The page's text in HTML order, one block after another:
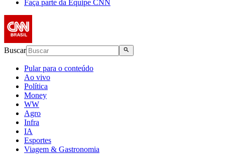
Faça parte da Equipe CNN
Buscar
Pular para o conteúdo
Ao vivo
Política
Money
WW
Agro
Infra
IA
Esportes
Viagem & Gastronomia